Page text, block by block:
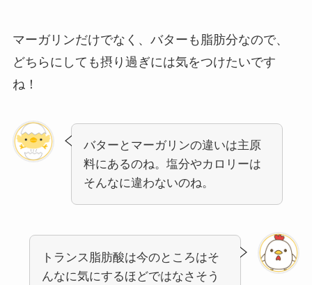
マーガリンだけでなく、バターも脂肪分なので、
どちらにしても摂り過ぎには気をつけたいです
ね！
バターとマーガリンの違いは主原
料にあるのね。塩分やカロリーは
そんなに違わないのね。
トランス脂肪酸は今のところはそ
んなに気にするほどではなさそう